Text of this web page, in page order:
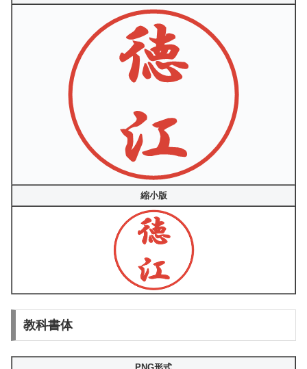
縮小版
教科書体